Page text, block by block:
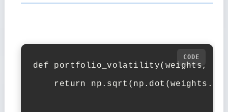
def portfolio_volatility(weights,
return